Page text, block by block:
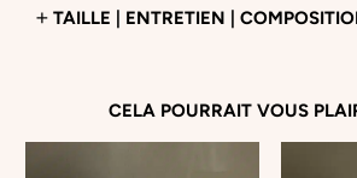
b
TAILLE | ENTRETIEN |
CELA POURRAIT VOUS